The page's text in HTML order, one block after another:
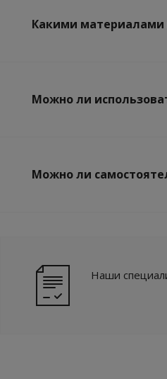
Какими материалами
Можно ли
Можно ли
Наши